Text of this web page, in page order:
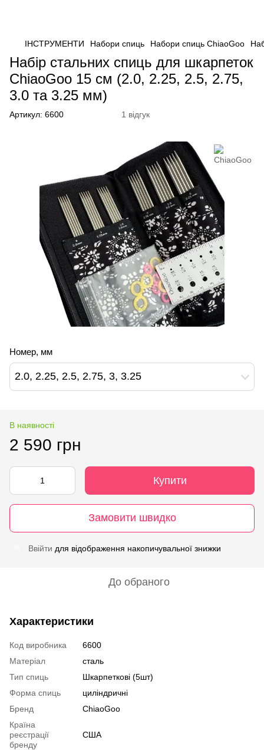
ІНСТРУМЕНТИ Набори спиць Набори спиць ChiaoGoo
Набір стальних спиць для шкарпеток
ChiaoGoo 15 см (2.0, 2.25, 2.5, 2.75,
3.0 та 3.25 мм)
Артикул: 6600 1 відгук
Номер, мм
2.0, 2.25, 2.5, 2.75, 3, 3.25
В наявності
2 590 грн
Купити
Замовити швидко
Ввійти для відображення накопичувальної знижки
До обраного
Характеристики
Код виробника
6600
Матеріал
сталь
Тип спиць
Шкарпеткові (5шт)
Форма спиць
циліндричні
Бренд
ChiaoGoo
Країна
реєстрації
бренду
США